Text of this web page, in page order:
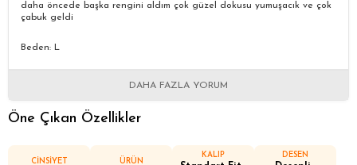
daha öncede başka rengini aldım çok güzel dokusu yumuşacık ve çok
çabuk geldi
Beden: L
DAHA FAZLA YORUM
Öne Çıkan Özellikler
CİNSİYET ÜRÜN
KALIP DESEN